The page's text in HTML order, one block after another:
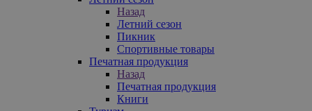
Назад
Летний сезон
Пикник
Спортивные товары
Печатная продукция
Назад
Печатная продукция
Книги